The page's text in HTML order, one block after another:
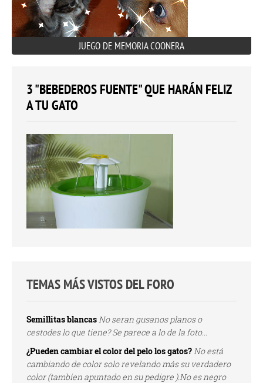
JUEGO DE MEMORIA COONERA
3 "BEBEDEROS FUENTE" QUE HARÁN FELIZ
A TU GATO
TEMAS MÁS VISTOS DEL FORO
Semillitas blancasNo seran gusanos planos o
cestodes lo que tiene? Se parece a lo de la foto...
¿Pueden cambiar el color del pelo los gatos?No está
cambiando de color solo revelando más su verdadero
color (tambien apuntado en su pedigre ).No es negro